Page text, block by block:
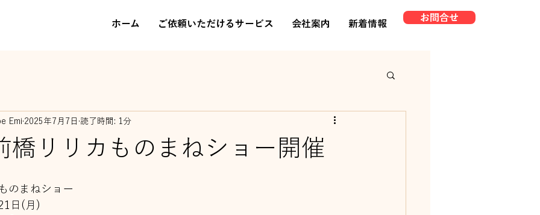
ホーム ご依頼いただけるサービス 会社案内 新着情報
お問合せ
橋リリカものまねショー開催
Emi 2025年7月7日 読了時間: 1分
のまねショー
日(月)